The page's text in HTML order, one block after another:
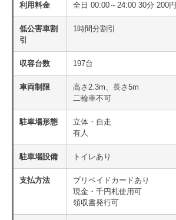
利用料金 全日 00:00～24:00 30分 200円
低公害車割
引
1時間分割引
収容台数 197台
車両制限
高さ2.3m、長さ5m
二輪車不可
駐車場形態
立体・自走
有人
駐車場設備 トイレあり
支払方法
プリペイドカードあり
現金・千円札使用可
領収書発行可